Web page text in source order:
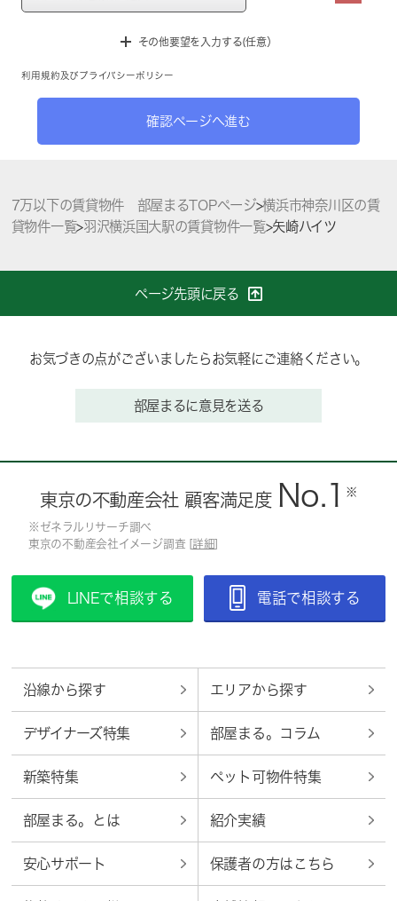
その他要望を入力する(任意）
利用規約 及び プライバシーポリシー
確認ページへ進む
7万以下の賃貸物件 部屋まるTOPページ>横浜市神奈川区の賃
貸物件一覧>羽沢横浜国大駅の賃貸物件一覧>矢崎ハイツ
ページ先頭に戻る
お気づきの点がございましたらお気軽にご連絡ください。
部屋まるに意見を送る
東京の不動産会社 顧客満足度 No.1 ※
※ゼネラルリサーチ調べ
東京の不動産会社イメージ調査 [ 詳細
LINEで相談する 電話で相談する
沿線から探す エリアから探す
デザイナーズ特集 部屋まる。コラム
新築特集 ペット可物件特集
部屋まる。とは 紹介実績
安心サポート 保護者の方はこちら